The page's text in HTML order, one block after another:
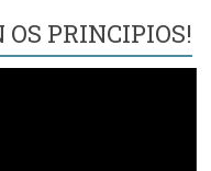
PRINCIPIOS!